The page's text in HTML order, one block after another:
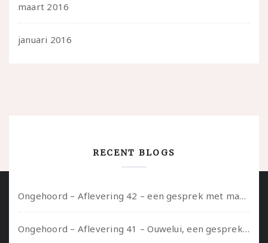
maart 2016
januari 2016
RECENT BLOGS
Ongehoord – Aflevering 42 – een gesprek met marijn over seksueel opbloeien, het ouderschap uitvinden en verschillende leeftijden in je mee dragen
Ongehoord – Aflevering 41 – Ouwelui, een gesprek met Marcelle over polyamorie op latere leeftijd, (mantel)zorg voor je partners en seksueel plezier.